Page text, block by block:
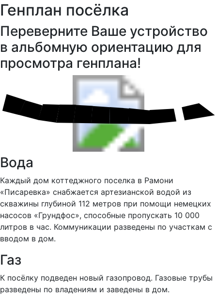
Генплан посёлка
Переверните Ваше устройство
в альбомную ориентацию для
просмотра генплана!
Вода
Каждый дом коттеджного поселка в Рамони
«Писаревка» снабжается артезианской водой из
скважины глубиной 112 метров при помощи немецких
насосов «Грундфос», способные пропускать 10 000
литров в час. Коммуникации разведены по участкам с
вводом в дом.
Газ
К посёлку подведен новый газопровод. Газовые трубы
разведены по владениям и заведены в дом.